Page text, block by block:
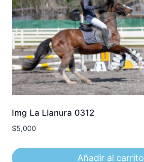
Img La Llanura 0312
$5,000
Añadir al carrito